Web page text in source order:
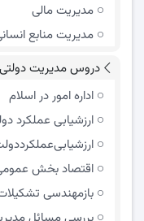
مدیریت مالی
مدیریت منابع
دروس مدیریت دولتی
اداره امور در اسلام
ارزشیابی عملکرد
اقتصاد بخش
بازمهندسی